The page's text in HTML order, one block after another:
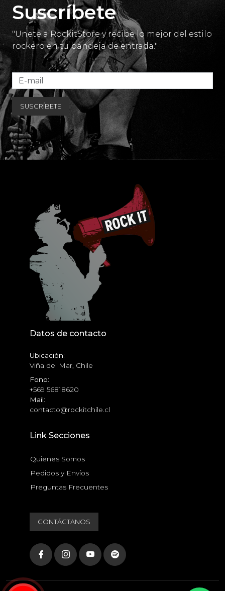
Suscríbete
"Unete a RockitStore y recibe lo mejor del estilo
rockero en tu bandeja de entrada."
Datos de contacto
Ubicación:
Viña del Mar, Chile
Fono:
+569 56818620
Mail:
contacto@rockitchile.cl
Link Secciones
Quienes Somos
Pedidos y Envíos
Preguntas Frecuentes
CONTÁCTANOS